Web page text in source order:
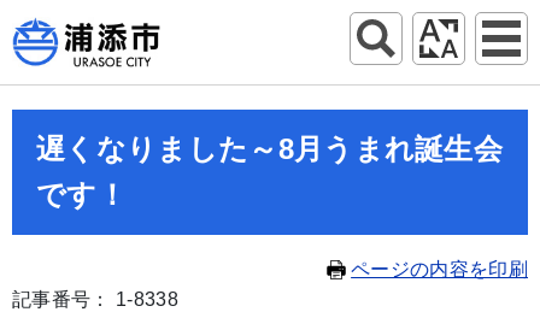
遅くなりました～8月うまれ誕生会
です！
ページの内容を印刷
記事番号： 1-8338